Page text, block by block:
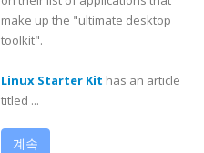
make up the "ultimate desktop
toolkit".
Linux Starter Kit has an article
titled ...
계속